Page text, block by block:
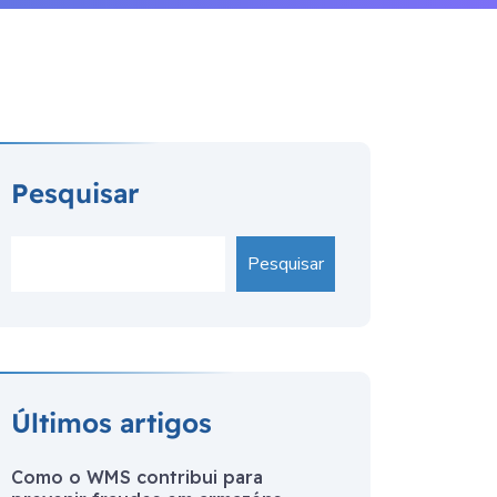
Pesquisar
Pesquisar
Últimos artigos
Como o WMS contribui para